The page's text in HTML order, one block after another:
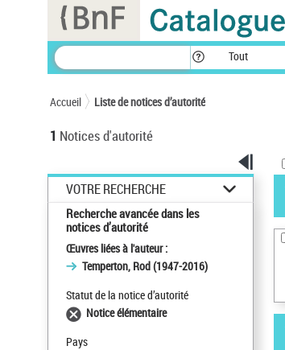
Tout
Accueil Liste de notices d’autorité
1 Notices d'autorité
VOTRE RECHERCHE
Recherche avancée dans les
notices d’autorité
Œuvres liées à l'auteur :
Temperton, Rod (1947-2016)
Statut de la notice d’autorité
Notice élémentaire
Pays
Panneau de gestion des cookies